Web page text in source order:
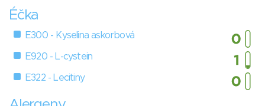
Éčka
E300 - Kyselina askorbová
E920 - L-cystein
E322 - Lecitiny